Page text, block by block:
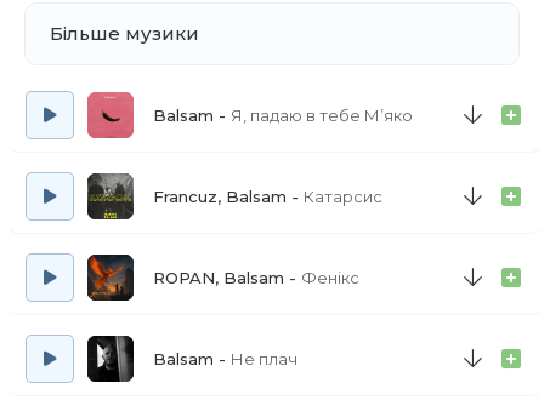
Більше музики
Balsam Я, падаю в тебе Мʼяко
Francuz, Balsam Катарсис
ROPAN, Balsam Фенікс
Balsam Не плач